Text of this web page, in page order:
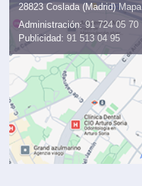
28823 Coslada (Madrid) Mapa
Administración: 91 724 05 70
Publicidad: 91 513 04 95